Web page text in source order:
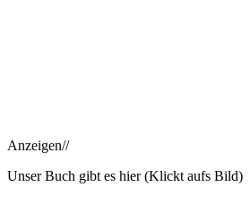
Anzeigen//
Unser Buch gibt es hier (Klickt aufs Bild)